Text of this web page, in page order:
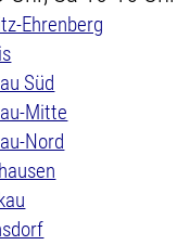
Ehrenberg
Süd
Mitte
Nord